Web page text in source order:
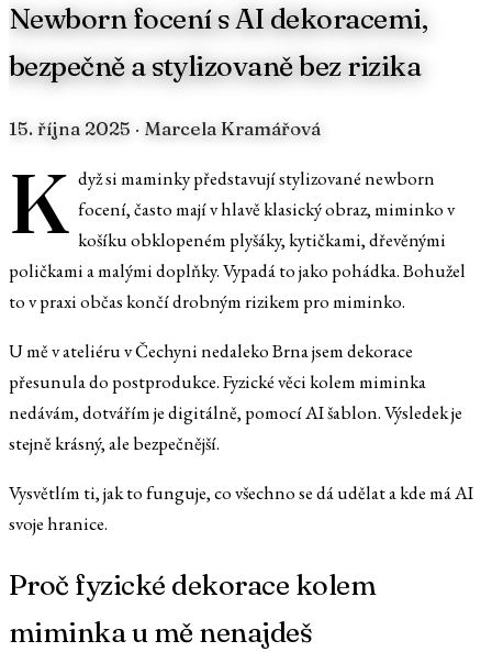
Newborn focení s AI dekoracemi,
bezpečně a stylizovaně bez rizika
15. října 2025 · Marcela Kramářová
K dyž si maminky představují stylizované newborn
focení, často mají v hlavě klasický obraz, miminko v
košíku obklopeném plyšáky, kytičkami, dřevěnými
poličkami a malými doplňky. Vypadá to jako pohádka. Bohužel
to v praxi občas končí drobným rizikem pro miminko.
U mě v ateliéru v Čechyni nedaleko Brna jsem dekorace
přesunula do postprodukce. Fyzické věci kolem miminka
nedávám, dotvářím je digitálně, pomocí AI šablon. Výsledek je
stejně krásný, ale bezpečnější.
Vysvětlím ti, jak to funguje, co všechno se dá udělat a kde má AI
svoje hranice.
Proč fyzické dekorace kolem
miminka u mě nenajdeš